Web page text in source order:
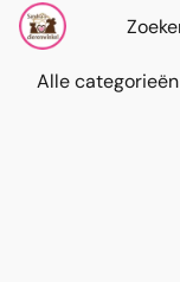
Alle categorieën